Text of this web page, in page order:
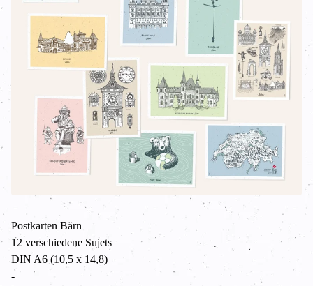
Postkarten Bärn
12 verschiedene Sujets
DIN A6 (10,5 x 14,8)
-